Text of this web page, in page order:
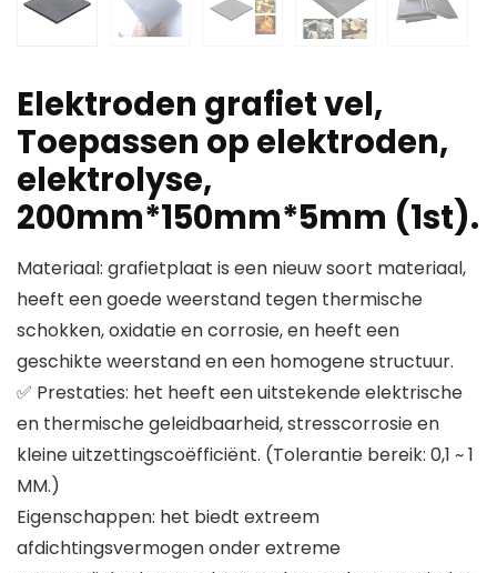
Elektroden grafiet vel,
Toepassen op elektroden,
elektrolyse,
200mm*150mm*5mm (1st).
Materiaal: grafietplaat is een nieuw soort materiaal,
heeft een goede weerstand tegen thermische
schokken, oxidatie en corrosie, en heeft een
geschikte weerstand en een homogene structuur.
✅ Prestaties: het heeft een uitstekende elektrische
en thermische geleidbaarheid, stresscorrosie en
kleine uitzettingscoëfficiënt. (Tolerantie bereik: 0,1 ~ 1
MM.)
Eigenschappen: het biedt extreem
afdichtingsvermogen onder extreme